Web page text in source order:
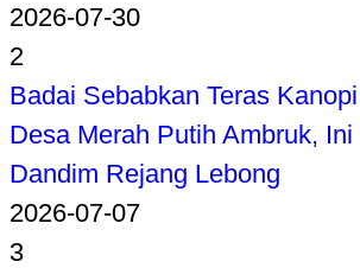
2026-07-30
2
Badai Sebabkan Teras
Desa Merah Putih Ambruk,
Dandim Rejang Lebong
2026-07-07
3